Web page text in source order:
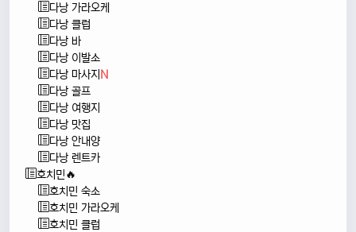
다낭 가라오케
다낭 클럽
다낭 바
다낭 이발소
다낭 마사지 N
다낭 골프
다낭 여행지
다낭 맛집
다낭 안내양
다낭 렌트카
호치민🔥
호치민 숙소
호치민 가라오케
호치민 클럽